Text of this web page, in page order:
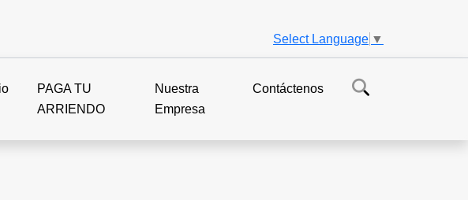
Select Language ▼
PAGA TU
ARRIENDO
Nuestra
Empresa
Contáctenos